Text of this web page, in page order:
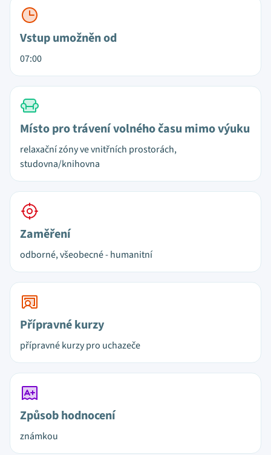
Vstup umožněn od
07:00
Místo pro trávení volného času mimo výuku
relaxační zóny ve vnitřních prostorách,
studovna/knihovna
Zaměření
odborné, všeobecné - humanitní
Přípravné kurzy
přípravné kurzy pro uchazeče
Způsob hodnocení
známkou